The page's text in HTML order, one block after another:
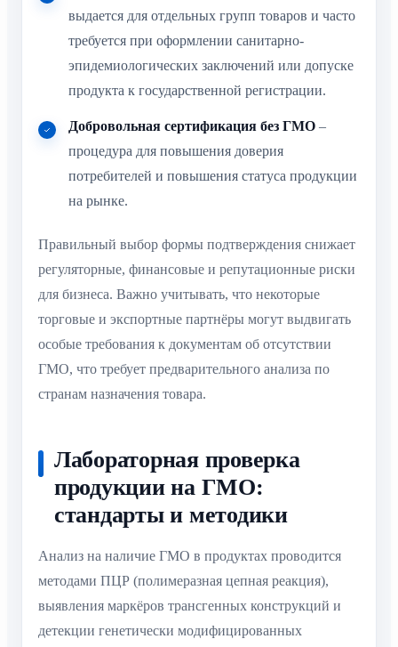
выдается для отдельных групп товаров и часто
требуется при оформлении санитарно-
эпидемиологических заключений или допуске
продукта к государственной регистрации.
Добровольная сертификация без ГМО –
процедура для повышения доверия
потребителей и повышения статуса продукции
на рынке.
Правильный выбор формы подтверждения снижает
регуляторные, финансовые и репутационные риски
для бизнеса. Важно учитывать, что некоторые
торговые и экспортные партнёры могут выдвигать
особые требования к документам об отсутствии
ГМО, что требует предварительного анализа по
странам назначения товара.
Лабораторная проверка
продукции на ГМО:
стандарты и методики
Анализ на наличие ГМО в продуктах проводится
методами ПЦР (полимеразная цепная реакция),
выявления маркёров трансгенных конструкций и
детекции генетически модифицированных